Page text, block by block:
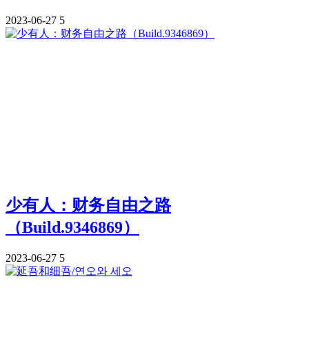
2023-06-27 5
少有人：财务自由之路
（Build.9346869）
2023-06-27 5